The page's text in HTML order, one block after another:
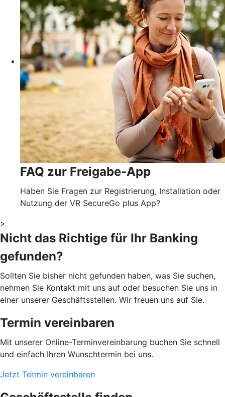
FAQ zur Freigabe-App
Haben Sie Fragen zur Registrierung, Installation oder
Nutzung der VR SecureGo plus App?
>
Nicht das Richtige für Ihr Banking
gefunden?
Sollten Sie bisher nicht gefunden haben, was Sie suchen,
nehmen Sie Kontakt mit uns auf oder besuchen Sie uns in
einer unserer Geschäftsstellen. Wir freuen uns auf Sie.
Termin vereinbaren
Mit unserer Online-Terminvereinbarung buchen Sie schnell
und einfach Ihren Wunschtermin bei uns.
Jetzt Termin vereinbaren